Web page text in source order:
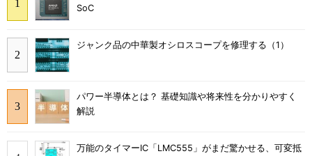
SoC
ジャンク品の中華製オシロスコープを修理する（1）
パワー半導体とは？ 基礎知識や将来性を分かりやすく
解説
万能のタイマーIC「LMC555」がまだ驚かせる、可変抵